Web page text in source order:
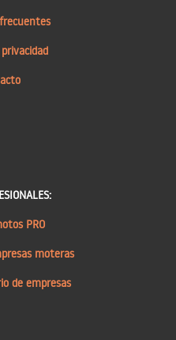
PRO
moteras
de empresas